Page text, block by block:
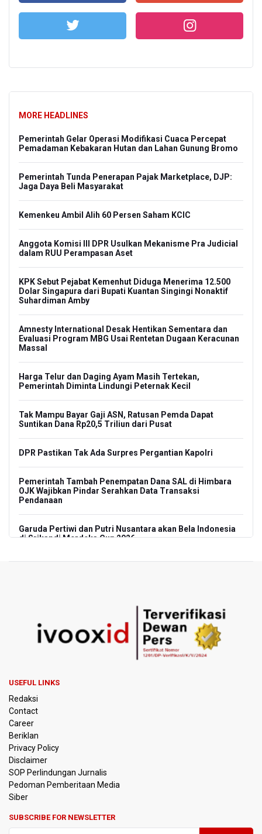
MORE HEADLINES
Pemerintah Gelar Operasi Modifikasi Cuaca Percepat
Pemadaman Kebakaran Hutan dan Lahan Gunung Bromo
Pemerintah Tunda Penerapan Pajak Marketplace, DJP:
Jaga Daya Beli Masyarakat
Kemenkeu Ambil Alih 60 Persen Saham KCIC
Anggota Komisi III DPR Usulkan Mekanisme Pra Judicial
dalam RUU Perampasan Aset
KPK Sebut Pejabat Kemenhut Diduga Menerima 12.500
Dolar Singapura dari Bupati Kuantan Singingi Nonaktif
Suhardiman Amby
Amnesty International Desak Hentikan Sementara dan
Evaluasi Program MBG Usai Rentetan Dugaan Keracunan
Massal
Harga Telur dan Daging Ayam Masih Tertekan,
Pemerintah Diminta Lindungi Peternak Kecil
Tak Mampu Bayar Gaji ASN, Ratusan Pemda Dapat
Suntikan Dana Rp20,5 Triliun dari Pusat
DPR Pastikan Tak Ada Surpres Pergantian Kapolri
Pemerintah Tambah Penempatan Dana SAL di Himbara
OJK Wajibkan Pindar Serahkan Data Transaksi
Pendanaan
Garuda Pertiwi dan Putri Nusantara akan Bela Indonesia
di Srikandi Merdeka Cup 2026
Ramai di Media Sosial Soal Rehat Waktu 48 Jam Menuju
Final Piala Presiden, OC Tegaskan Sudah Sesuai
Persetujuan AFC
Pramono Kembalikan Nama Stasiun LRT Pegangsaan 2
ETLE dengan Teknologi Face Recognition
Menko Polkam Imbau Tidak Bertindak Anarkis jika Ingin
Nadiem Makarim Jalani Sidang Banding Perdana Kasus
USEFUL LINKS
Redaksi
Contact
Career
Beriklan
Privacy Policy
Disclaimer
SOP Perlindungan Jurnalis
Pedoman Pemberitaan Media
Siber
SUBSCRIBE FOR NEWSLETTER